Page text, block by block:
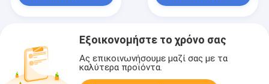
Εξοικονομήστε το χρόνο σας
Ας επικοινωνήσουμε μαζί σας με τα
καλύτερα προϊόντα.